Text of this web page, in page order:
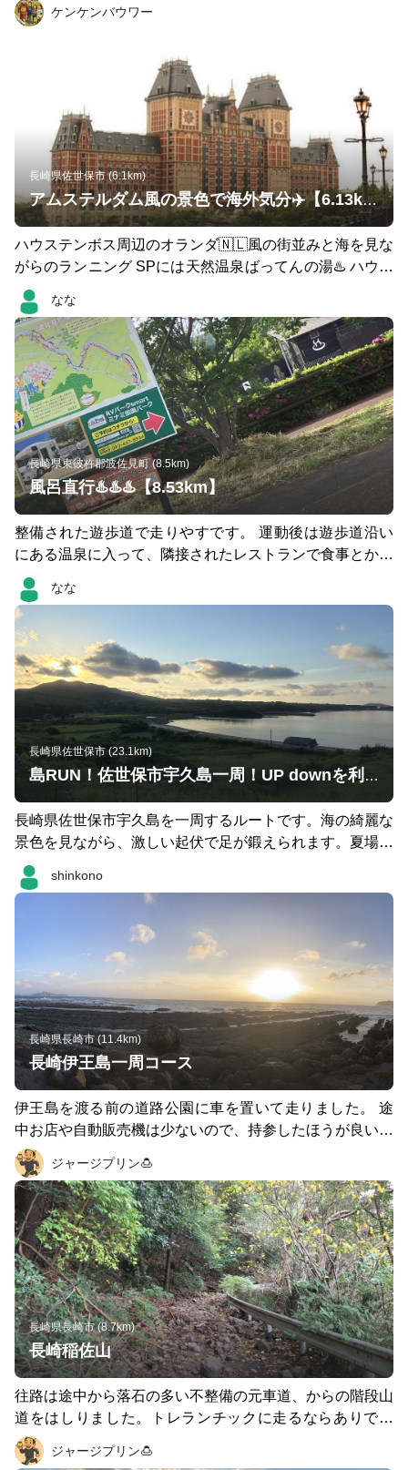
ケンケンバウワー
長崎県佐世保市 (6.1km)
アムステルダム風の景色で海外気分✈️【6.13km】
ハウステンボス周辺のオランダ🇳🇱風の街並みと海を見な
がらのランニング SPには天然温泉ばってんの湯♨️ ハウス
テンボス側にはハウステンボス温泉♨️ 運動後に一風呂浴
びてみてはどうでしょう👀
なな
長崎県東彼杵郡波佐見町 (8.5km)
風呂直行♨️♨️♨️【8.53km】
整備された遊歩道で走りやすです。 運動後は遊歩道沿い
にある温泉に入って、隣接されたレストランで食事とかい
いですね👍
なな
長崎県佐世保市 (23.1km)
島RUN！佐世保市宇久島一周！UP downを利用したLSDにピッタリ！
長崎県佐世保市宇久島を一周するルートです。海の綺麗な
景色を見ながら、激しい起伏で足が鍛えられます。夏場は
早朝に時計回りに走ると日陰が多く走りやすいです。商店
は無いですが、自動販売機はたくさんあります。
shinkono
長崎県長崎市 (11.4km)
長崎伊王島一周コース
伊王島を渡る前の道路公園に車を置いて走りました。 途
中お店や自動販売機は少ないので、持参したほうが良いで
す（10キロ程度なので我慢できますが）。灯台近くにカ
フェ、ふれアイランドに自販機あり。 伊王島大橋は風が
強く、飛ばされそうで怖い思いをしました（たぶん飛ばさ
れることはないと思いますが。と後で気づいたのは、そう
いえば台風が来ていた…それか‼️）。 また途中にトンネル
がありますが、海風の通り道になるので、天気や走る方向
によってはかなりのアゲインストになるかと思います。
島あるあるでそこそこ獲得標高を得られます（わたしのガ
ーミンは223mと言っています）。 海なので、やはり朝焼
けか夕焼け狙いがよいかと思います（暗くなると怖いの
で、明るいうちに帰れるように！）
ジャージプリン🍮
長崎県長崎市 (8.7km)
長崎稲佐山
往路は途中から落石の多い不整備の元車道、からの階段山
道をはしりました。トレランチックに走るならありです
が、こちらはちょっと荒れていて怖いですね。復路は車道
沿いを降りましたが、素直に車道沿いを走るのがスムーズ
ジャージプリン🍮